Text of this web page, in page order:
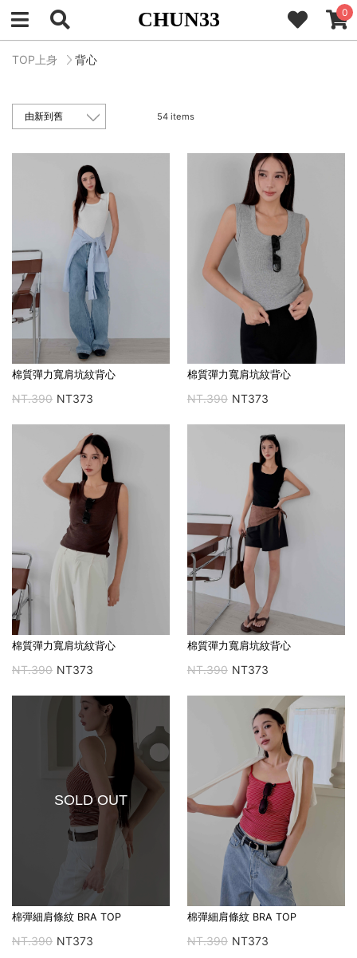
CHUN33 0
TOP上身 背心
54 items
棉質彈力寬肩坑紋背心
NT.390 NT373
棉質彈力寬肩坑紋背心
NT.390 NT373
棉質彈力寬肩坑紋背心
NT.390 NT373
棉質彈力寬肩坑紋背心
NT.390 NT373
SOLD OUT
棉彈細肩條紋 BRA TOP
NT.390 NT373
棉彈細肩條紋 BRA TOP
NT.390 NT373